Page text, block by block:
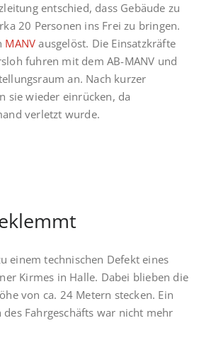
entschied, dass Gebäude zu
20 Personen ins Frei zu bringen.
MANV ausgelöst. Die Einsatzkräfte
fuhren mit dem AB-MANV und
an. Nach kurzer
sie wieder einrücken, da
verletzt wurde.
einem technischen Defekt eines
Kirmes in Halle. Dabei blieben die
von ca. 24 Metern stecken. Ein
des Fahrgeschäfts war nicht mehr